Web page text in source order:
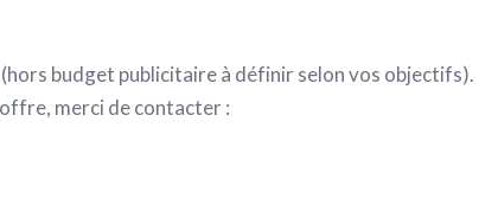
budget publicitaire à définir selon vos objectifs).
merci de contacter :